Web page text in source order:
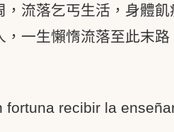
流落乞丐生活，身體
一生懶惰流落至此末
recibir la